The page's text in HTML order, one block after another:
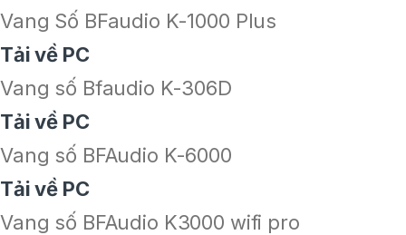
Vang Số BFaudio K-1000 Plus
Tải về PC
Vang số Bfaudio K-306D
Tải về PC
Vang số BFAudio K-6000
Tải về PC
Vang số BFAudio K3000 wifi pro